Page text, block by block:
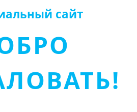
сайт